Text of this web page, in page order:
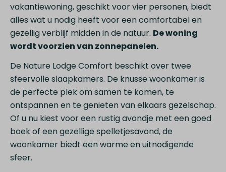
vakantiewoning, geschikt voor vier personen, biedt
alles wat u nodig heeft voor een comfortabel en
gezellig verblijf midden in de natuur. De woning
wordt voorzien van zonnepanelen.
De Nature Lodge Comfort beschikt over twee
sfeervolle slaapkamers. De knusse woonkamer is
de perfecte plek om samen te komen, te
ontspannen en te genieten van elkaars gezelschap.
Of u nu kiest voor een rustig avondje met een goed
boek of een gezellige spelletjesavond, de
woonkamer biedt een warme en uitnodigende
sfeer.